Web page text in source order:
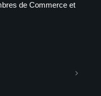
de Commerce et